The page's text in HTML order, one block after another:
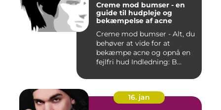
Creme mod bumser - en
guide til hudpleje og
bekæmpelse af acne
Creme mod bumser - Alt, du
behøver at vide for at
bekæmpe acne og opnå en
fejlfri hud Indledning: B...
16. jan